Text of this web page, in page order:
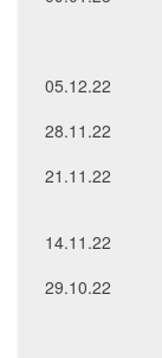
05.12.22
28.11.22
21.11.22
14.11.22
29.10.22